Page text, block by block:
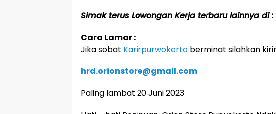
Simak terus Lowongan Kerja terbaru lainnya di :
Cara Lamar :
Jika sobat Karirpurwokerto berminat silahkan
hrd.orionstore@gmail.com
Paling lambat 20 Juni 2023